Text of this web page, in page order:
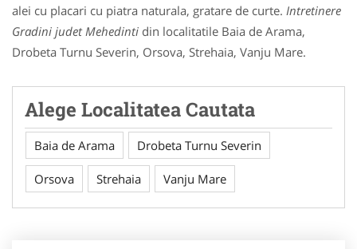
alei cu placari cu piatra naturala, gratare de curte. Intretinere
Gradini judet Mehedinti din localitatile Baia de Arama,
Drobeta Turnu Severin, Orsova, Strehaia, Vanju Mare.
Alege Localitatea Cautata
Baia de Arama Drobeta Turnu Severin
Orsova Strehaia Vanju Mare